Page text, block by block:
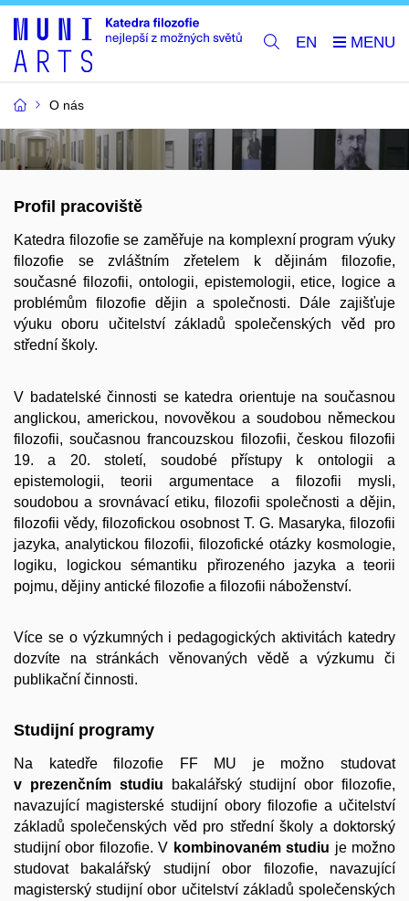
EN
O nás
Profil pracoviště
Katedra filozofie se zaměřuje na komplexní program výuky
filozofie se zvláštním zřetelem k dějinám filozofie,
současné filozofii, ontologii, epistemologii, etice, logice a
problémům filozofie dějin a společnosti. Dále zajišťuje
výuku oboru učitelství základů společenských věd pro
střední školy.
V badatelské činnosti se katedra orientuje na současnou
anglickou, americkou, novověkou a soudobou německou
filozofii, současnou francouzskou filozofii, českou filozofii
19. a 20. století, soudobé přístupy k ontologii a
epistemologii,teorii argumentace a filozofii mysli,
soudobou a srovnávací etiku, filozofii společnosti a dějin,
filozofii vědy, filozofickou osobnost T. G. Masaryka, filozofii
jazyka, analytickou filozofii, filozofické otázky kosmologie,
logiku,
logickou sémantiku přirozeného jazyka a teorii
pojmu, dějiny antické filozofie a filozofii náboženství.
Více se o výzkumných i pedagogických aktivitách katedry
dozvíte na stránkách věnovaných vědě a výzkumu či
publikační činnosti.
Studijní programy
Na katedře filozofie FF MU je možno studovat
v prezenčním studiu bakalářský studijní obor filozofie,
navazující magisterské studijní obory filozofie a učitelství
základů společenských věd pro střední školy a doktorský
studijní obor filozofie. V kombinovaném studiu je možno
studovat bakalářský studijní obor filozofie, navazující
magisterský studijní obor učitelství základů společenských